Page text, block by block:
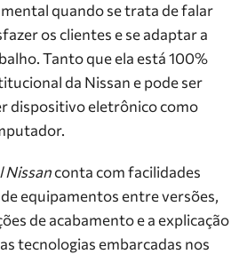
quando se trata de falar
os clientes e se adaptar a
Tanto que ela está 100%
da Nissan e pode ser
dispositivo eletrônico como
Nissanconta com facilidades
equipamentos entre versões,
de acabamento e a explicação
tecnologias embarcadas nos